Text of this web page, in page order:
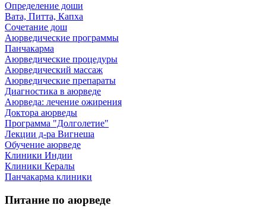
Определение доши
Вата, Питта, Капха
Сочетание дош
Аюрведические программы
Панчакарма
Аюрведические процедуры
Аюрведический массаж
Аюрведические препараты
Диагностика в аюрведе
Аюрведа: лечение ожирения
Доктора аюрведы
Программа "Долголетие"
Лекции д-ра Вигнеша
Обучение аюрведе
Клиники Индии
Клиники Кералы
Панчакарма клиники
Питание по аюрведе